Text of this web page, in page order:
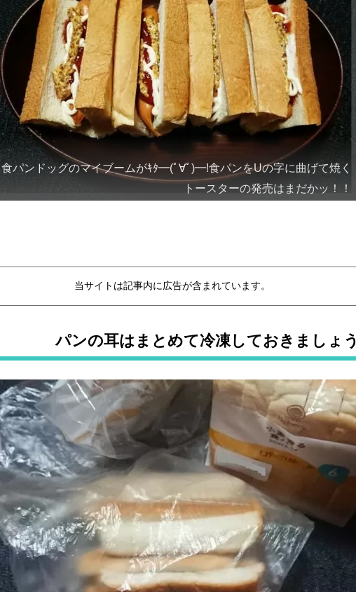
食パンドッグのマイブームがｷﾀ━(ﾟ∀ﾟ)━!食パンをUの字に曲げて焼く
トースターの発売はまだかッ！！
当サイトは記事内に広告が含まれています。
パンの耳はまとめて冷凍しておきましょう